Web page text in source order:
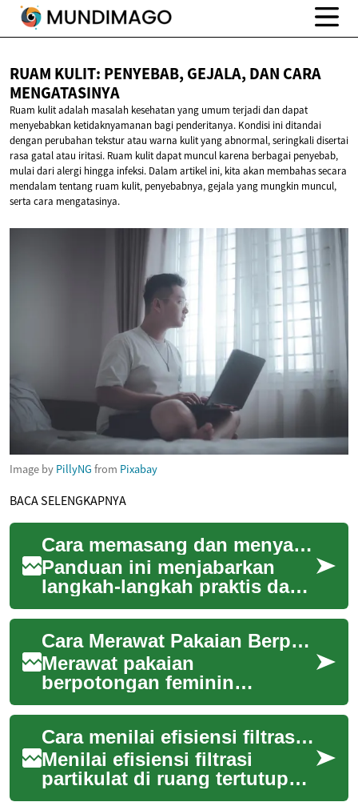
RUAM KULIT: PENYEBAB, GEJALA, DAN CARA
MENGATASINYA
Ruam kulit adalah masalah kesehatan yang umum terjadi dan dapat
menyebabkan ketidaknyamanan bagi penderitanya. Kondisi ini ditandai
dengan perubahan tekstur atau warna kulit yang abnormal, seringkali disertai
rasa gatal atau iritasi. Ruam kulit dapat muncul karena berbagai penyebab,
mulai dari alergi hingga infeksi. Dalam artikel ini, kita akan membahas secara
mendalam tentang ruam kulit, penyebabnya, gejala yang mungkin muncul,
serta cara mengatasinya.
Image by PillyNG from Pixabay
BACA SELENGKAPNYA
Cara memasang dan menyambungkan peralatan pencuci piring tanpa kerusakan pipa
Panduan ini menjabarkan
langkah-langkah praktis dan
aman untuk memasang serta
menyambungkan alat pencuci
piring di da...
Cara Merawat Pakaian Berpotongan Feminin agar Tahan Lama
Merawat pakaian
berpotongan feminin
membutuhkan perhatian pada
silhouette, fabric, dan detail
jahitan agar potongan t...
Cara menilai efisiensi filtrasi partikulat di ruang tertutup
Menilai efisiensi filtrasi
partikulat di ruang tertutup
membutuhkan pendekatan